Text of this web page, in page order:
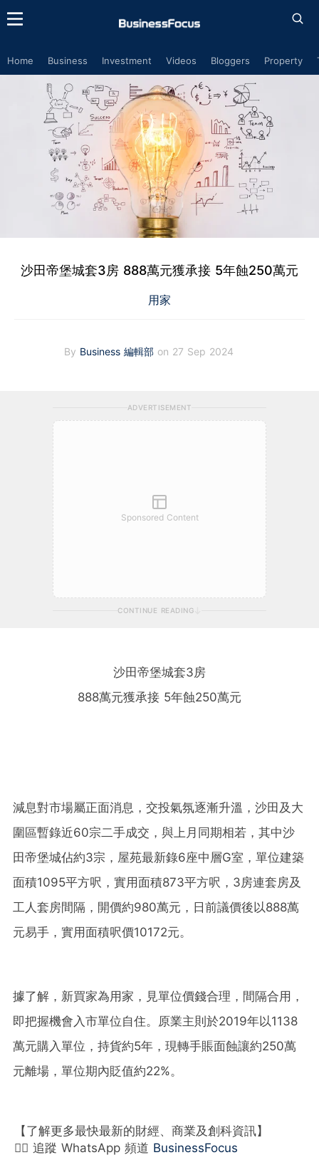
Home Business Investment Videos Bloggers Property
沙田帝堡城套3房 888萬元獲承接 5年蝕250萬元
用家
By Business 編輯部 on 27 Sep 2024
ADVERTISEMENT
Sponsored Content
CONTINUE READING
沙田帝堡城套3房
888萬元獲承接 5年蝕250萬元
減息對市場屬正面消息，交投氣氛逐漸升溫，沙田及大
圍區暫錄近60宗二手成交，與上月同期相若，其中沙
田帝堡城佔約3宗，屋苑最新錄6座中層G室，單位建築
面積1095平方呎，實用面積873平方呎，3房連套房及
工人套房間隔，開價約980萬元，日前議價後以888萬
元易手，實用面積呎價10172元。
據了解，新買家為用家，見單位價錢合理，間隔合用，
即把握機會入市單位自住。原業主則於2019年以1138
萬元購入單位，持貨約5年，現轉手賬面蝕讓約250萬
元離場，單位期內貶值約22%。
【了解更多最快最新的財經、商業及創科資訊】
👉🏻 追蹤 WhatsApp 頻道 BusinessFocus